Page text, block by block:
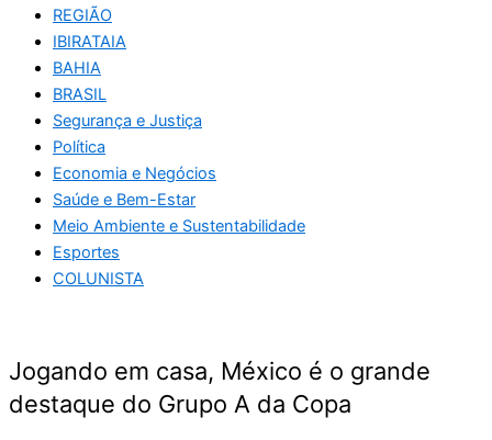
REGIÃO
IBIRATAIA
BAHIA
BRASIL
Segurança e Justiça
Política
Economia e Negócios
Saúde e Bem-Estar
Meio Ambiente e Sustentabilidade
Esportes
COLUNISTA
Jogando em casa, México é o grande
destaque do Grupo A da Copa